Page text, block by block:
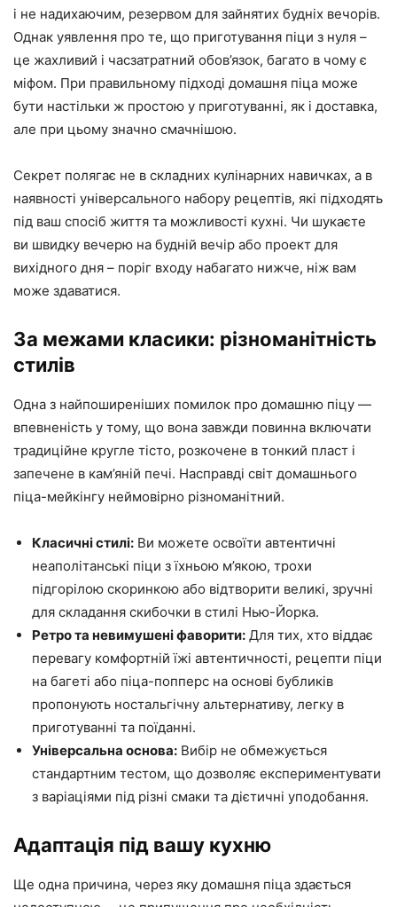
і не надихаючим, резервом для зайнятих будніх вечорів.
Однак уявлення про те, що приготування піци з нуля –
це жахливий і часзатратний обов’язок, багато в чому є
міфом. При правильному підході домашня піца може
бути настільки ж простою у приготуванні, як і доставка,
але при цьому значно смачнішою.
Секрет полягає не в складних кулінарних навичках, а в
наявності універсального набору рецептів, які підходять
під ваш спосіб життя та можливості кухні. Чи шукаєте
ви швидку вечерю на будній вечір або проект для
вихідного дня – поріг входу набагато нижче, ніж вам
може здаватися.
За межами класики: різноманітність
стилів
Одна з найпоширеніших помилок про домашню піцу —
впевненість у тому, що вона завжди повинна включати
традиційне кругле тісто, розкочене в тонкий пласт і
запечене в кам’яній печі. Насправді світ домашнього
піца-мейкінгу неймовірно різноманітний.
Класичні стилі: Ви можете освоїти автентичні
неаполітанські піци з їхньою м’якою, трохи
підгорілою скоринкою або відтворити великі, зручні
для складання скибочки в стилі Нью-Йорка.
Ретро та невимушені фаворити: Для тих, хто віддає
перевагу комфортній їжі автентичності, рецепти піци
на багеті або піца-попперс на основі бубликів
пропонують ностальгічну альтернативу, легку в
приготуванні та поїданні.
Універсальна основа: Вибір не обмежується
стандартним тестом, що дозволяє експериментувати
з варіаціями під різні смаки та дієтичні уподобання.
Адаптація під вашу кухню
Ще одна причина, через яку домашня піца здається